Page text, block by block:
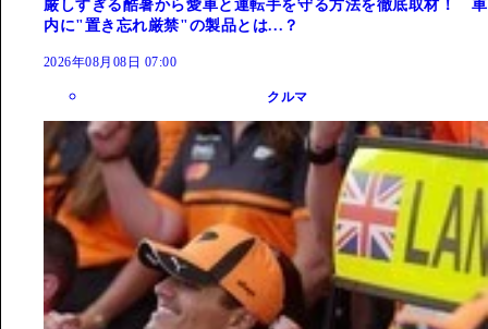
厳しすぎる酷暑から愛車と運転手を守る方法を徹底取材！ 車
内に"置き忘れ厳禁"の製品とは...？
2026年08月08日 07:00
クルマ